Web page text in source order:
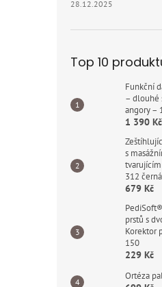
28.12.2025
Top 10
Funkční
– dlouhé
angory –
1 390 Kč
s
312 černá
679 Kč
prstů s
Korektor
150
229 Kč
Ortéza